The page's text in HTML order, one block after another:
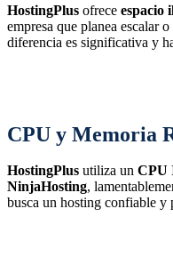
HostingPlus ofrece espacio
empresa que planea escalar
diferencia es significativa y
CPU y Memoria
HostingPlus utiliza un CPU
NinjaHosting,
busca un hosting confiable y